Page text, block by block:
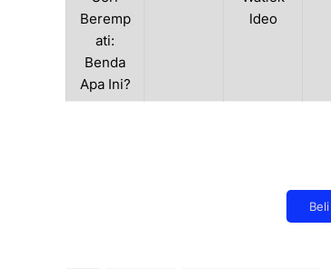
Beremp
ati:
Benda
Apa Ini?
Ideo